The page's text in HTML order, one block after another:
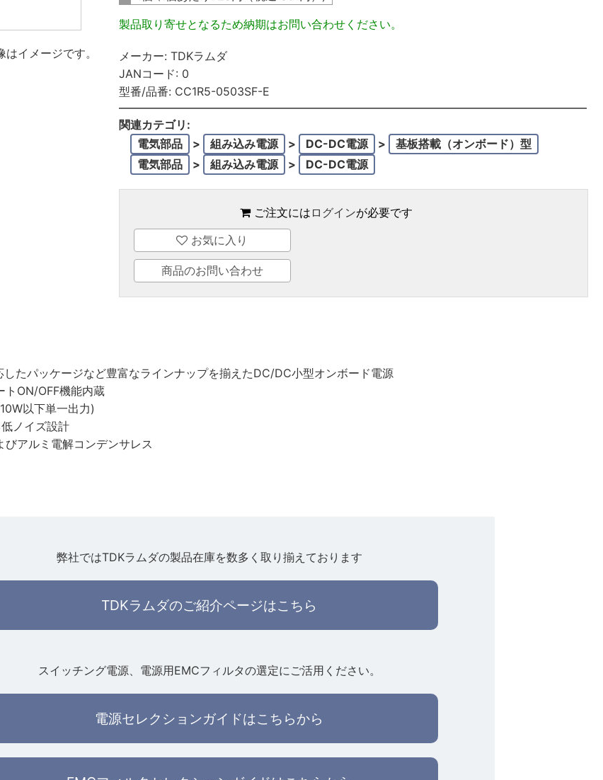
はイメージです。
製品取り寄せとなるため納期はお問い合わせください。
メーカー: TDKラムダ
JANコード: 0
型番/品番: CC1R5-0503SF-E
関連カテゴリ:
電気部品
> 組み込み電源 > DC-DC電源 >
基板搭載（オンボード）型
電気部品
> 組み込み電源 > DC-DC電源
ご注文には ログインが必要です
お気に入り
商品のお問い合わせ
したパッケージなど豊富なラインナップを揃えたDC/DC小型オンボード電源
トON/OFF機能内蔵
以下単一出力)
ノイズ設計
びアルミ電解コンデンサレス
弊社ではTDKラムダの製品在庫を数多く取り揃えております
TDKラムダのご紹介ページはこちら
スイッチング電源、電源用EMCフィルタの選定にご活用ください。
電源セレクションガイドはこちらから